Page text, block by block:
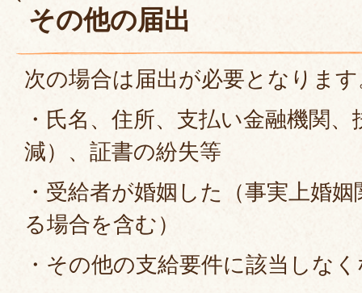
その他の届出
次の場合は届出が必要となりま
・氏名、住所、支払い金融機関
減）、証書の紛失等
・受給者が婚姻した（事実上婚
る場合を含む）
・その他の支給要件に該当しな